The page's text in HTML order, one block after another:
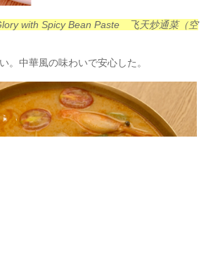
with Spicy Bean Paste 飞天炒通菜（空
。中華風の味わいで安心した。